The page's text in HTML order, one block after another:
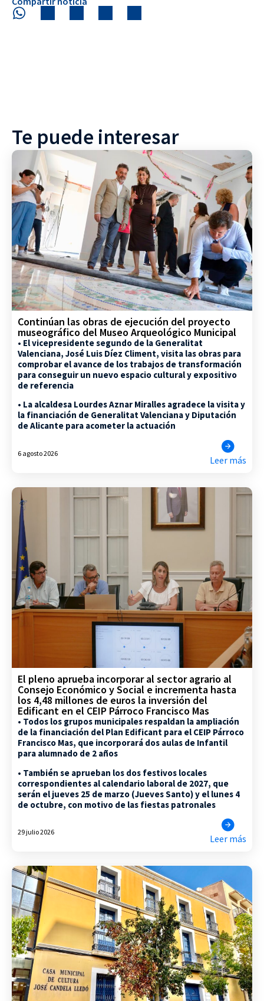
Te puede interesar
Continúan las obras de ejecución del proyecto
museográfico del Museo Arqueológico Municipal
• El vicepresidente segundo de la Generalitat
Valenciana, José Luis Díez Climent, visita las obras para
comprobar el avance de los trabajos de transformación
para conseguir un nuevo espacio cultural y expositivo
de referencia
• La alcaldesa Lourdes Aznar Miralles agradece la visita y
la financiación de Generalitat Valenciana y Diputación
de Alicante para acometer la actuación
6 agosto 2026
Leer más
El pleno aprueba incorporar al sector agrario al
Consejo Económico y Social e incrementa hasta
los 4,48 millones de euros la inversión del
Edificant en el CEIP Párroco Francisco Mas
• Todos los grupos municipales respaldan la ampliación
de la financiación del Plan Edificant para el CEIP Párroco
Francisco Mas, que incorporará dos aulas de Infantil
para alumnado de 2 años
• También se aprueban los dos festivos locales
correspondientes al calendario laboral de 2027, que
serán el jueves 25 de marzo (Jueves Santo) y el lunes 4
de octubre, con motivo de las fiestas patronales
29 julio 2026
Leer más